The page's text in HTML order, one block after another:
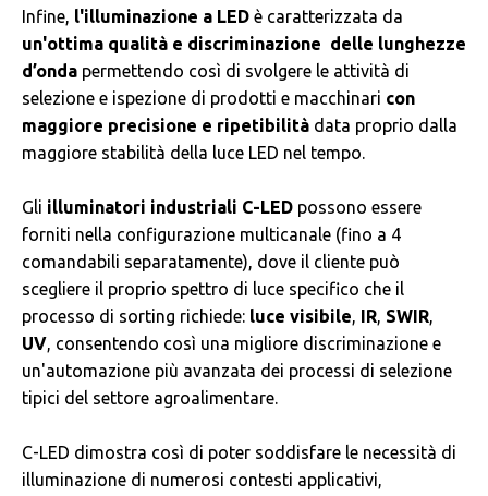
Infine, l'illuminazione a LED è caratterizzata da
un'ottima qualità e discriminazione delle lunghezze
d’onda permettendo così di svolgere le attività di
selezione e ispezione di prodotti e macchinari con
maggiore precisione e ripetibilità data proprio dalla
maggiore stabilità della luce LED nel tempo.
Gli illuminatori industriali C-LED possono essere
forniti nella configurazione multicanale (fino a 4
comandabili separatamente), dove il cliente può
scegliere il proprio spettro di luce specifico che il
processo di sorting richiede: luce visibile, IR, SWIR,
UV, consentendo così una migliore discriminazione e
un'automazione più avanzata dei processi di selezione
tipici del settore agroalimentare.
C-LED dimostra così di poter soddisfare le necessità di
illuminazione di numerosi contesti applicativi,